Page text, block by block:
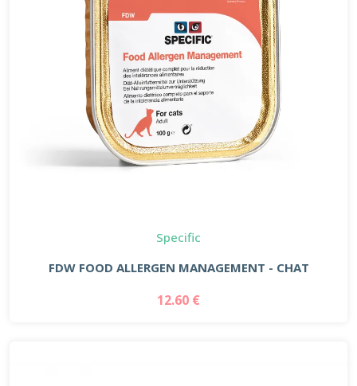
Specific
FDW FOOD ALLERGEN MANAGEMENT - CHAT
12.60 €